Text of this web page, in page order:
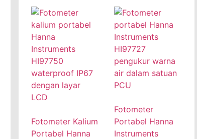
Fotometer Kalium
Portabel Hanna
Fotometer
Portabel Hanna
Instruments